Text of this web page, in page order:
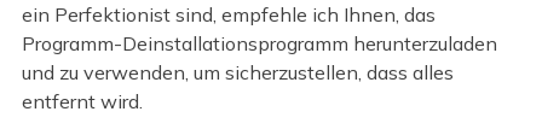
ein Perfektionist sind, empfehle ich Ihnen, das
Programm-Deinstallationsprogramm herunterzuladen
und zu verwenden, um sicherzustellen, dass alles
entfernt wird.